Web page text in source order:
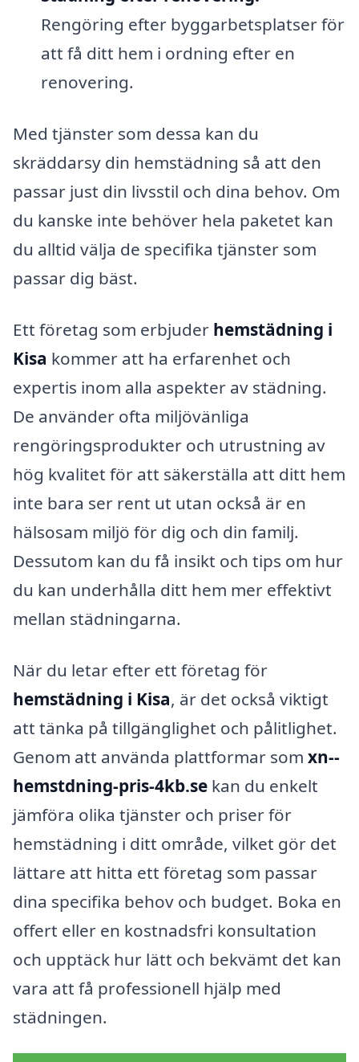
Rengöring efter byggarbetsplatser för
att få ditt hem i ordning efter en
renovering.
Med tjänster som dessa kan du
skräddarsy din hemstädning så att den
passar just din livsstil och dina behov. Om
du kanske inte behöver hela paketet kan
du alltid välja de specifika tjänster som
passar dig bäst.
Ett företag som erbjuder hemstädning i
Kisa kommer att ha erfarenhet och
expertis inom alla aspekter av städning.
De använder ofta miljövänliga
rengöringsprodukter och utrustning av
hög kvalitet för att säkerställa att ditt hem
inte bara ser rent ut utan också är en
hälsosam miljö för dig och din familj.
Dessutom kan du få insikt och tips om hur
du kan underhålla ditt hem mer effektivt
mellan städningarna.
När du letar efter ett företag för
hemstädning i Kisa, är det också viktigt
att tänka på tillgänglighet och pålitlighet.
Genom att använda plattformar som xn--
hemstdning-pris-4kb.se kan du enkelt
jämföra olika tjänster och priser för
hemstädning i ditt område, vilket gör det
lättare att hitta ett företag som passar
dina specifika behov och budget. Boka en
offert eller en kostnadsfri konsultation
och upptäck hur lätt och bekvämt det kan
vara att få professionell hjälp med
städningen.